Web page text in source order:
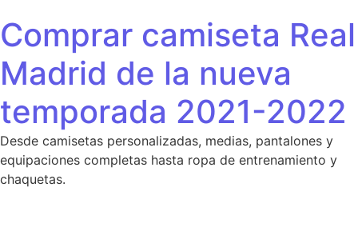
Comprar camiseta Real
Madrid de la nueva
temporada 2021-2022
Desde camisetas personalizadas, medias, pantalones y
equipaciones completas hasta ropa de entrenamiento y
chaquetas.